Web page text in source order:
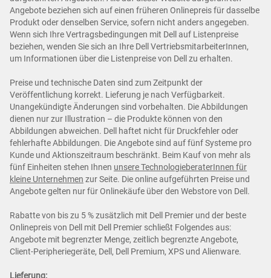
Angebote beziehen sich auf einen früheren Onlinepreis für dasselbe
Produkt oder denselben Service, sofern nicht anders angegeben.
Wenn sich Ihre Vertragsbedingungen mit Dell auf Listenpreise
beziehen, wenden Sie sich an Ihre Dell VertriebsmitarbeiterInnen,
um Informationen über die Listenpreise von Dell zu erhalten.
Preise und technische Daten sind zum Zeitpunkt der
Veröffentlichung korrekt. Lieferung je nach Verfügbarkeit.
Unangekündigte Änderungen sind vorbehalten. Die Abbildungen
dienen nur zur Illustration – die Produkte können von den
Abbildungen abweichen. Dell haftet nicht für Druckfehler oder
fehlerhafte Abbildungen. Die Angebote sind auf fünf Systeme pro
Kunde und Aktionszeitraum beschränkt. Beim Kauf von mehr als
fünf Einheiten stehen Ihnen unsere TechnologieberaterInnen für
kleine Unternehmen zur Seite. Die online aufgeführten Preise und
Angebote gelten nur für Onlinekäufe über den Webstore von Dell.
Rabatte von bis zu 5 % zusätzlich mit Dell Premier und der beste
Onlinepreis von Dell mit Dell Premier schließt Folgendes aus:
Angebote mit begrenzter Menge, zeitlich begrenzte Angebote,
Client-Peripheriegeräte, Dell, Dell Premium, XPS und Alienware.
Lieferung: